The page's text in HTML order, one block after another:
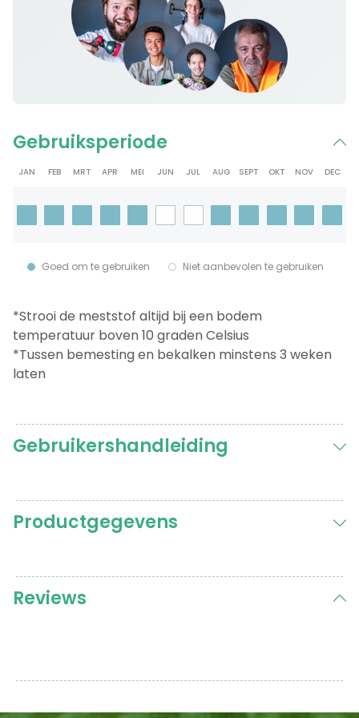
Gebruiksperiode
JAN FEB MRT APR MEI JUN JUL AUG SEPT OKT NOV DEC
Goed om te gebruiken Niet aanbevolen te gebruiken
*Strooi de meststof altijd bij een bodem
temperatuur boven 10 graden Celsius
*Tussen bemesting en bekalken minstens 3 weken
laten
Gebruikershandleiding
Productgegevens
Reviews
Rating: 5/5
super tevreden over dot product